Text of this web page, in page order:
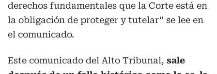
derechos fundamentales que la Corte está en
la obligación de proteger y tutelar” se lee en
el comunicado.
Este comunicado del Alto Tribunal, sale